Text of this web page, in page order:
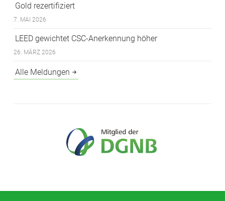
Gold rezertifiziert
7. MAI 2026
LEED gewichtet CSC-Anerkennung höher
26. MÄRZ 2026
Alle Meldungen